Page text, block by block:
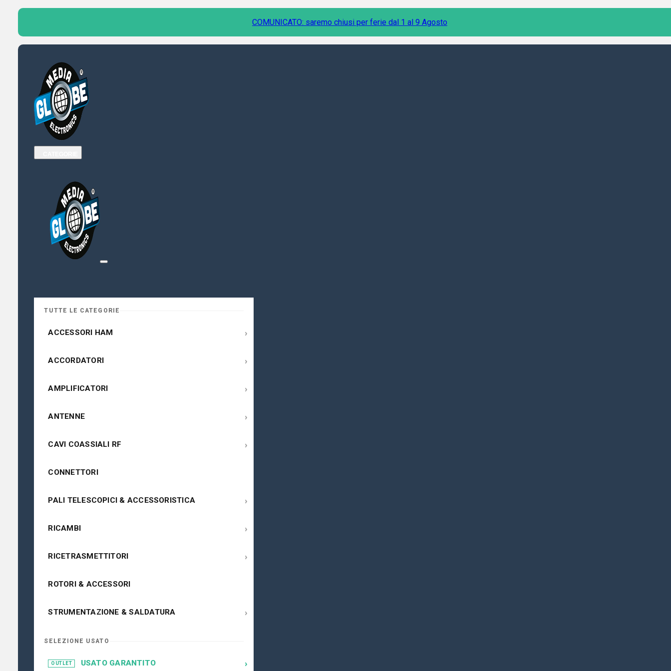
COMUNICATO: saremo chiusi per ferie dal 1 al 9 Agosto
TUTTE LE CATEGORIE
ACCESSORI HAM ›
ACCORDATORI ›
AMPLIFICATORI ›
ANTENNE ›
CAVI COASSIALI RF ›
CONNETTORI
PALI TELESCOPICI & ACCESSORISTICA ›
RICAMBI ›
RICETRASMETTITORI ›
ROTORI & ACCESSORI
STRUMENTAZIONE & SALDATURA ›
SELEZIONE USATO
OUTLET USATO GARANTITO ›